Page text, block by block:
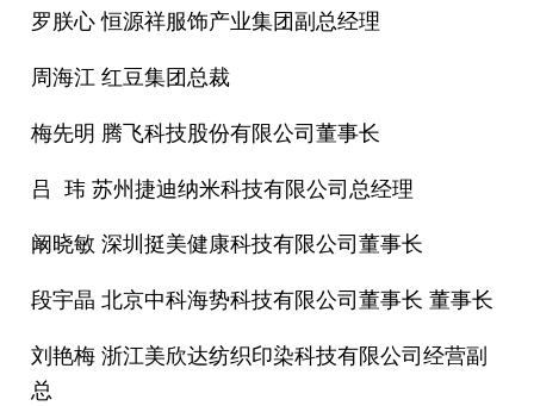
罗朕心 恒源祥服饰产业集团副总经理
周海江 红豆集团总裁
梅先明 腾飞科技股份有限公司董事长
吕 玮 苏州捷迪纳米科技有限公司总经理
阚晓敏 深圳挺美健康科技有限公司董事长
段宇晶 北京中科海势科技有限公司董事长 董事长
刘艳梅 浙江美欣达纺织印染科技有限公司经营副
总